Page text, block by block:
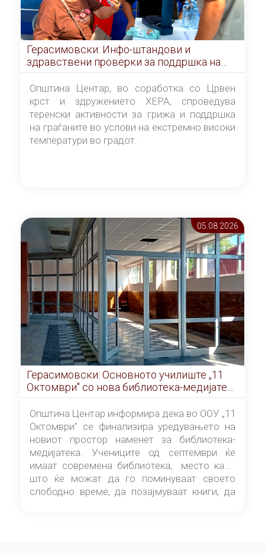
Герасимовски: Инфо-штандови и
здравствени проверки за поддршка на
граѓаните во услови на топлотен бран
Општина Центар, во соработка со Црвен
крст и здружението ХЕРА, спроведува
теренски активности за грижа и поддршка
на граѓаните во услови на екстремно високи
температури во градот.
05.08 2026
Герасимовски: Основното училиште „11
Октомври" со нова библиотека-медијатека
од септември
Општина Центар информира дека во ООУ „11
Октомври" се финализира уредувањето на
новиот простор наменет за библиотека-
медијатека. Учениците од септември ќе
имаат современа библиотека, место каде
што ќе можат да го поминуваат своето
слободно време, да позајмуваат книги, да